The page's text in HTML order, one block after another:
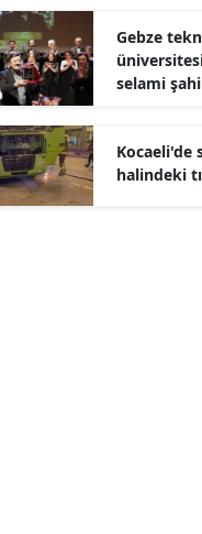
Kütahya
Malatya
Gebze
selami
Kocaeli'de
halindeki